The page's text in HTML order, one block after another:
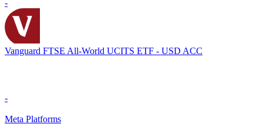
-
Vanguard FTSE All-World UCITS ETF - USD ACC
-
Meta Platforms